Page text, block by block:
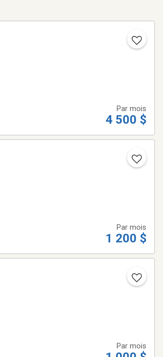
Par mois
4 500 $
Par mois
1 200 $
Par mois